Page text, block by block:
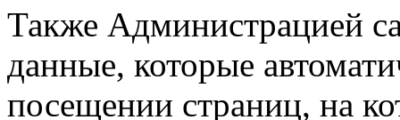
Также Администрацией
данные, которые
посещении страниц, на